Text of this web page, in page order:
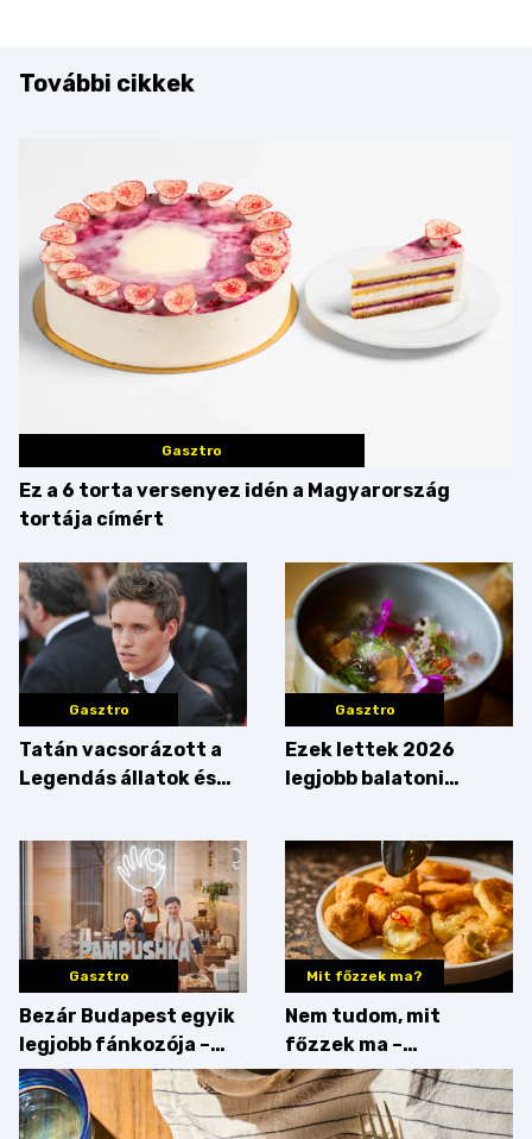
További cikkek
Gasztro
Ez a 6 torta versenyez idén a Magyarország
tortája címért
Gasztro
Tatán vacsorázott a
Legendás állatok és
Gasztro
Ezek lettek 2026
legjobb balatoni
végigkóstoltuk a
győzteseket
Gasztro
Bezár Budapest egyik
legjobb fánkozója –
búcsúzik a Pampushka
Mit főzzek ma?
Nem tudom, mit
főzzek ma –
Főszerepben a
camembert